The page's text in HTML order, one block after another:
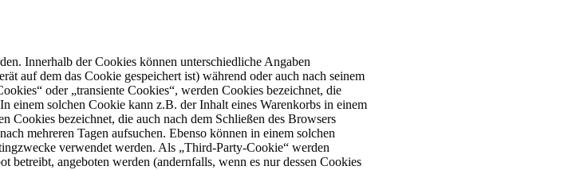
Innerhalb der Cookies können unterschiedliche Angaben
auf dem das Cookie gespeichert ist) während oder auch nach seinem
oder „transiente Cookies“, werden Cookies bezeichnet, die
einem solchen Cookie kann z.B. der Inhalt eines Warenkorbs in einem
Cookies bezeichnet, die auch nach dem Schließen des Browsers
mehreren Tagen aufsuchen. Ebenso können in einem solchen
verwendet werden. Als „Third-Party-Cookie“ werden
betreibt, angeboten werden (andernfalls, wenn es nur dessen Cookies